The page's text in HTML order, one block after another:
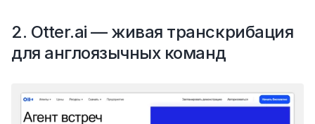
2. Otter.ai — живая транскрибация
для англоязычных команд